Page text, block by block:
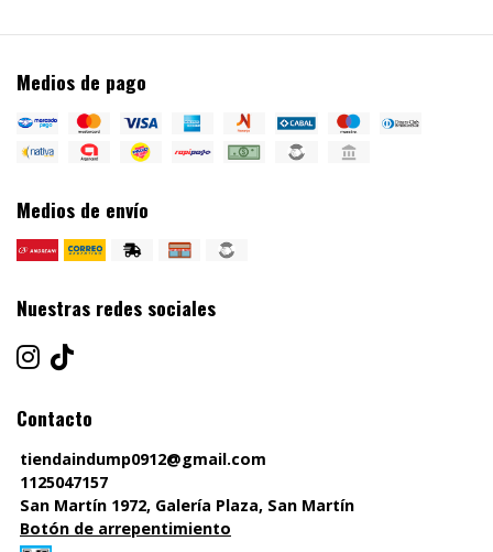
Medios de pago
Medios de envío
Nuestras redes sociales
Contacto
tiendaindump0912@gmail.com
1125047157
San Martín 1972, Galería Plaza, San Martín
Botón de arrepentimiento